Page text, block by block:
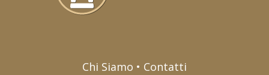
Chi Siamo • Contatti